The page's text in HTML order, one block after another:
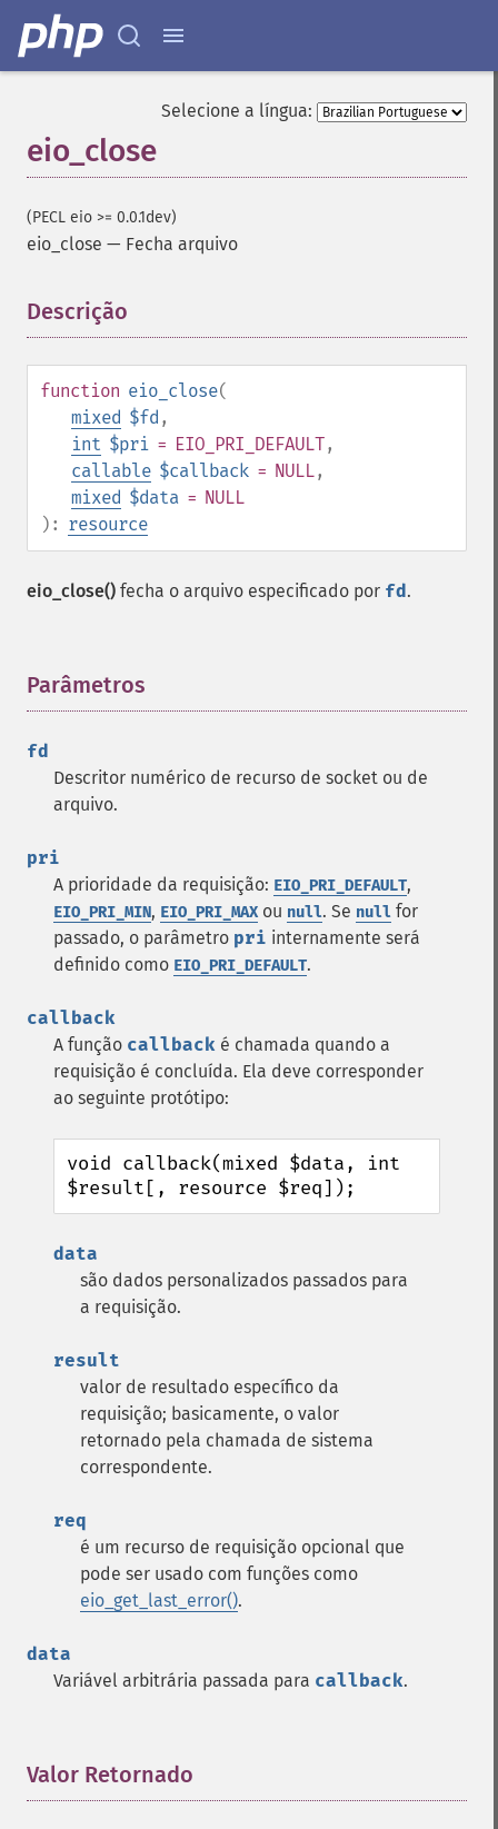
Selecione a língua:
eio_close
(PECL eio >= 0.0.1dev)
eio_close — Fecha arquivo
Descrição
function eio_close(
mixed $fd ,
int $pri = EIO_PRI_DEFAULT,
callable $callback = NULL,
mixed $data = NULL
): resource
eio_close() fecha o arquivo especificado por fd.
Parâmetros
fd
Descritor numérico de recurso de socket ou de
arquivo.
pri
A prioridade da requisição: EIO_PRI_DEFAULT,
EIO_PRI_MIN, EIO_PRI_MAXou null. Se null for
passado, o parâmetro pri internamente será
definido como EIO_PRI_DEFAULT.
callback
A função callback é chamada quando a
requisição é concluída. Ela deve corresponder
ao seguinte protótipo:
void callback(mixed $data, int
$result[, resource $req]);
data
são dados personalizados passados para
a requisição.
result
valor de resultado específico da
requisição; basicamente, o valor
retornado pela chamada de sistema
correspondente.
req
é um recurso de requisição opcional que
pode ser usado com funções como
eio_get_last_error().
data
Variável arbitrária passada para callback.
Valor Retornado